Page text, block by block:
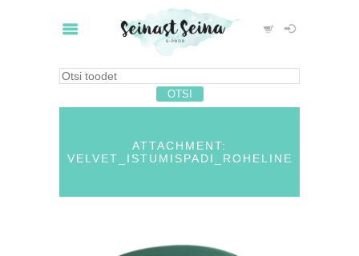
ATTACHMENT:
VELVET_ISTUMISPADI_ROHELINE